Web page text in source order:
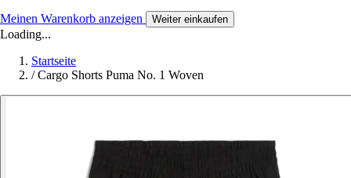
Meinen Warenkorb anzeigen Weiter einkaufen
Loading...
Startseite
/ Cargo Shorts Puma No. 1 Woven